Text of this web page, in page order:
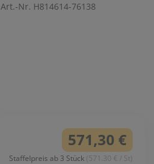
Art.-Nr. H814614-76138
571,30 €
Staffelpreis ab 3 Stück (571.30 € / St)